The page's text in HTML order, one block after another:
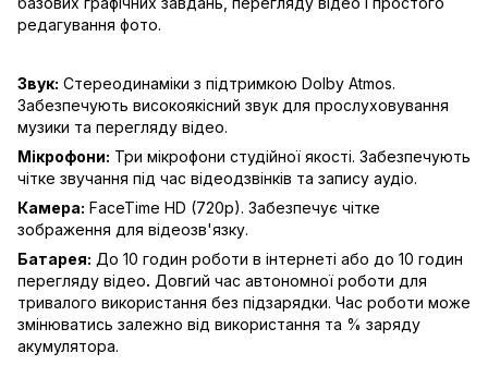
редагування фото.
Звук: Стереодинаміки з підтримкою Dolby Atmos.
Забезпечують високоякісний звук для прослуховування
музики та перегляду відео.
Мікрофони: Три мікрофони студійної якості. Забезпечують
чітке звучання під час відеодзвінків та запису аудіо.
Камера: FaceTime HD (720p). Забезпечує чітке
зображення для відеозв'язку.
Батарея: До 10 годин роботи в інтернеті або до 10 годин
перегляду відео. Довгий час автономної роботи для
тривалого використання без підзарядки. Час роботи може
змінюватись залежно від використання та % заряду
акумулятора.